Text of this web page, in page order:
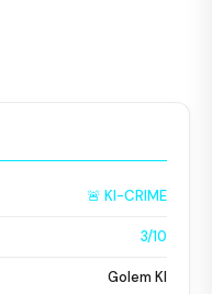
🚨 KI-CRIME
3/10
Golem KI